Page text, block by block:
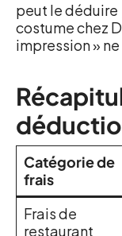
peut le déduire
costume chez
impression »
Catégorie de
frais
Frais de
restaurant